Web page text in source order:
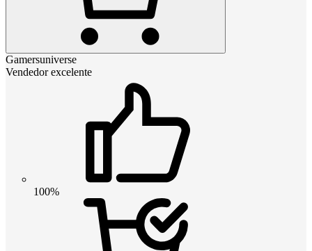
Gamersuniverse
Vendedor excelente
100%